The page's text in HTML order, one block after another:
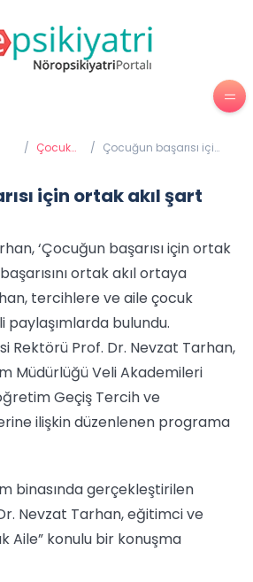
/ Çocuk
/ Çocuğun başarısı için
için ortak akıl şart
‘Çocuğun başarısı için ortak
ortak akıl ortaya
tercihlere ve aile çocuk
paylaşımlarda bulundu.
Rektörü Prof. Dr. Nevzat Tarhan,
Müdürlüğü Veli Akademileri
Geçiş Tercih ve
ilişkin düzenlenen programa
binasında gerçekleştirilen
Nevzat Tarhan, eğitimci ve
Aile” konulu bir konuşma